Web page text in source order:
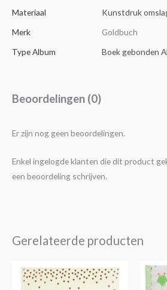
Materiaal
Kunstdruk
Merk
Goldbuch
Type Album
Boek gebonden
Beoordelingen (0)
Er zijn nog geen beoordelingen.
Enkel ingelogde klanten die dit product
een beoordeling schrijven.
Gerelateerde producten